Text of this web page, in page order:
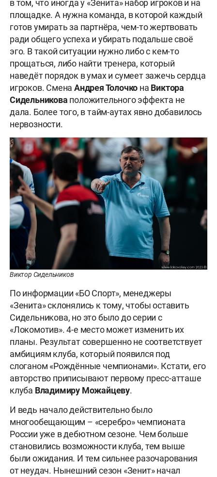
в том, что иногда у «Зенита» набор игроков и на
площадке. А нужна команда, в которой каждый
готов умирать за партнёра, чем-то жертвовать
ради общего успеха и убирать подальше своё
эго. В такой ситуации нужно либо с кем-то
прощаться, либо найти тренера, который
наведёт порядок в умах и сумеет зажечь сердца
игроков. Смена Андрея Толочко на Виктора
Сидельникова положительного эффекта не
дала. Более того, в тайм-аутах явно добавилось
нервозности.
Виктор Сидельников
По информации «БО Спорт», менеджеры
«Зенита» склонялись к тому, чтобы оставить
Сидельникова, но это было до серии с
«Локомотив». 4-е место может изменить их
планы. Результат совершенно не соответствует
амбициям клуба, который появился под
слоганом «Рождённые чемпионами». Кстати, его
авторство приписывают первому пресс-атташе
клуба Владимиру Можайцеву.
И ведь начало действительно было
многообещающим – «серебро» чемпионата
России уже в дебютном сезоне. Чем больше
становились возможности клуба, тем выше
были ожидания. И тем сильнее разочарования
от неудач. Нынешний сезон «Зенит» начал